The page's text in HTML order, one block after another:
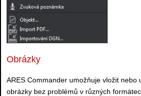
Obrázky
ARES Commander umožňuje vložit nebo
obrázky bez problémů v různých